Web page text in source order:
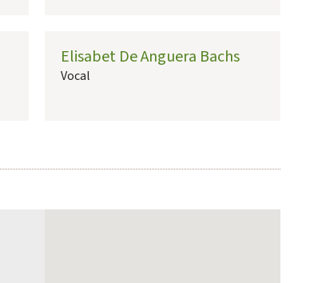
Elisabet De Anguera Bachs
Vocal